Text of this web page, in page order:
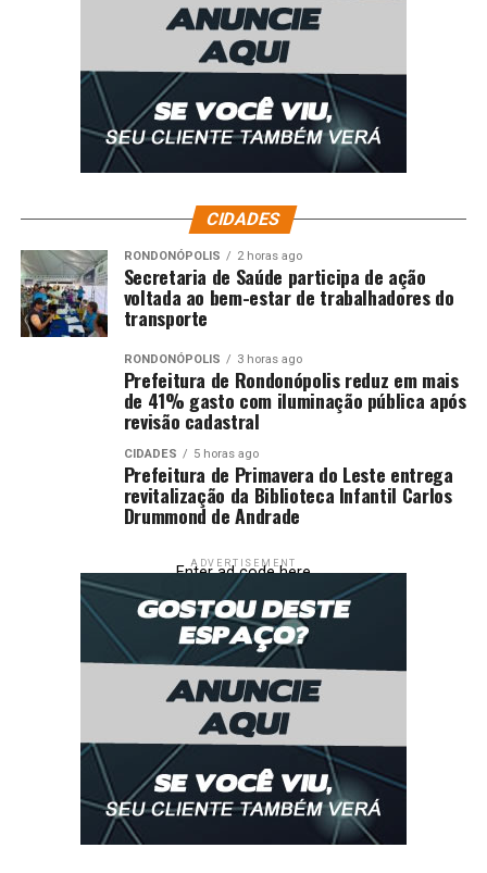
CIDADES
RONDONÓPOLIS 2 horas ago
Secretaria de Saúde participa de ação
voltada ao bem-estar de trabalhadores do
transporte
RONDONÓPOLIS 3 horas ago
Prefeitura de Rondonópolis reduz em mais
de 41% gasto com iluminação pública após
revisão cadastral
CIDADES 5 horas ago
Prefeitura de Primavera do Leste entrega
revitalização da Biblioteca Infantil Carlos
Drummond de Andrade
ADVERTISEMENT
Enter ad code here